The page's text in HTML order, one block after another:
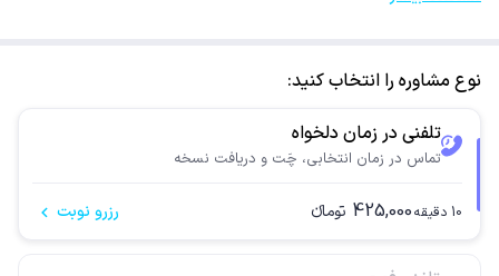
نوع مشاوره را انتخاب کنید:
تلفنی در زمان دلخواه
تماس در زمان انتخابی، چَت و دریافت نسخه
10 دقیقه425,000 تومانء رزرو نوبت